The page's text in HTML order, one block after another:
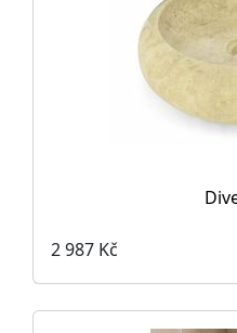
2 987 Kč